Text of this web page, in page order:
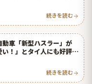
続きを読む
車「新型ハスラー」が
い！」とタイ人にも好評
続きを読む